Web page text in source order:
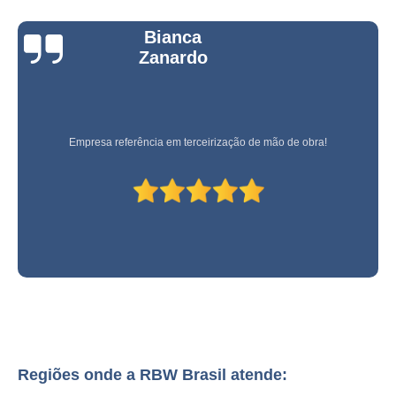
terceirização de carga e descarga de caminhão preço Cidade Dutra
onde tem terceirização de carga e descarga de caminhão São Caetano do
terceirização de carga e descarga Tremembé
empresa especializada em terceirização de carga de descarga cidade
terceirização de carga de descarga preço Alto da Boa Vista
Bianca
Zanardo
Empresa referência em terceirização de mão de obra!
Regiões onde a RBW Brasil atende: